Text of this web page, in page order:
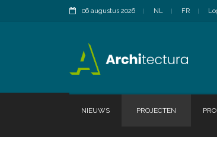
06 augustus 2026 NL FR
NIEUWS PROJECTEN